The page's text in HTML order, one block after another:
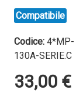
Compatibile
Codice: 4*MP-
130A-SERIE.C
33,00 €